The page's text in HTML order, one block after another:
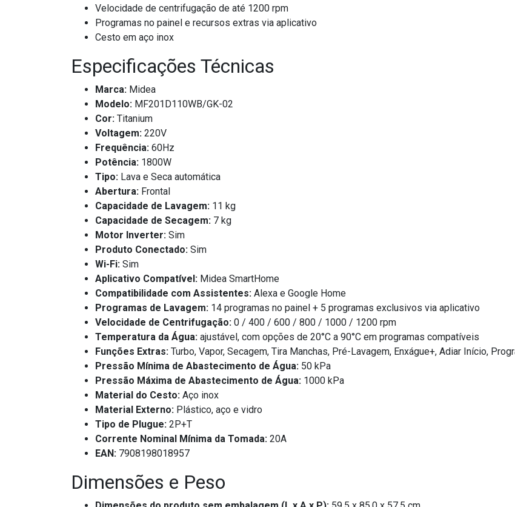
Velocidade de centrifugação de até 1200 rpm
Programas no painel e recursos extras via aplicativo
Cesto em aço inox
Especificações Técnicas
Marca: Midea
Modelo: MF201D110WB/GK-02
Cor: Titanium
Voltagem: 220V
Frequência: 60Hz
Potência: 1800W
Tipo: Lava e Seca automática
Abertura: Frontal
Capacidade de Lavagem: 11 kg
Capacidade de Secagem: 7 kg
Motor Inverter: Sim
Produto Conectado: Sim
Wi-Fi: Sim
Aplicativo Compatível: Midea SmartHome
Compatibilidade com Assistentes: Alexa e Google Home
Programas de Lavagem: 14 programas no painel + 5 programas exclusivos via aplicativo
Velocidade de Centrifugação: 0 / 400 / 600 / 800 / 1000 / 1200 rpm
Temperatura da Água: ajustável, com opções de 20°C a 90°C em programas compatíveis
Funções Extras: Turbo, Vapor, Secagem, Tira Manchas, Pré-Lavagem, Enxágue+, Adiar Início,
Pressão Mínima de Abastecimento de Água: 50 kPa
Pressão Máxima de Abastecimento de Água: 1000 kPa
Material do Cesto: Aço inox
Material Externo: Plástico, aço e vidro
Tipo de Plugue: 2P+T
Corrente Nominal Mínima da Tomada: 20A
EAN: 7908198018957
Dimensões e Peso